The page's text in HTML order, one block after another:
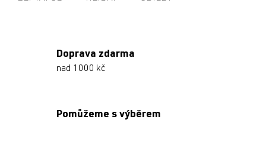
Doprava zdarma
nad 1000 kč
Pomůžeme s výběrem